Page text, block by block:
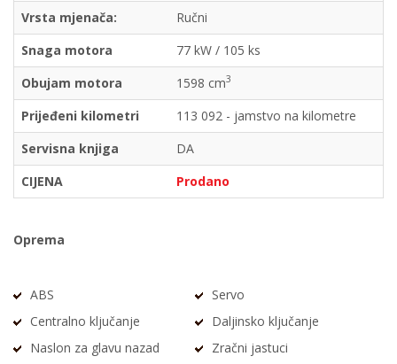
Vrsta mjenača:
Ručni
Snaga motora
77 kW / 105 ks
Obujam motora
1598 cm3
Prijeđeni kilometri
113 092 - jamstvo na kilometre
Servisna knjiga
DA
CIJENA
Prodano
Oprema
ABS
Servo
Centralno ključanje
Daljinsko ključanje
Naslon za glavu nazad
Zračni jastuci